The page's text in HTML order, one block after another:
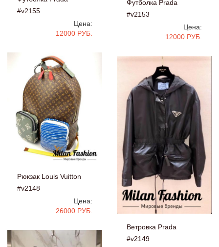
#v2155
Цена:
12000 РУБ.
Футболка Prada
#v2153
Цена:
12000 РУБ.
Рюкзак Louis Vuitton
#v2148
Цена:
26000 РУБ.
Ветровка Prada
#v2149